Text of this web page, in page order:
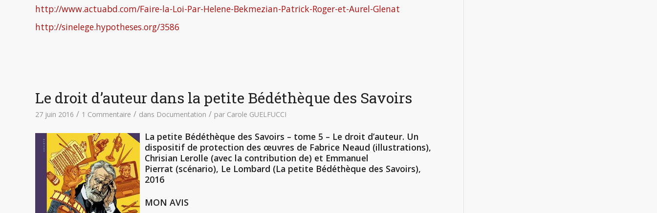
http://www.actuabd.com/Faire-la-Loi-Par-Helene-Bekmezian-Patrick-Roger-et-Aurel-Glenat
http://sinelege.hypotheses.org/3586
Le droit d’auteur dans la petite Bédéthèque des Savoirs
27 juin 2016 / 1 Commentaire / dans Documentation / par Carole GUELFUCCI
La petite Bédéthèque des Savoirs – tome 5 – Le droit d’auteur. Un
dispositif de protection des œuvres de Fabrice Neaud (illustrations),
Chrisian Lerolle (avec la contribution de) et Emmanuel
Pierrat (scénario), Le Lombard (La petite Bédéthèque des Savoirs),
2016
MON AVIS